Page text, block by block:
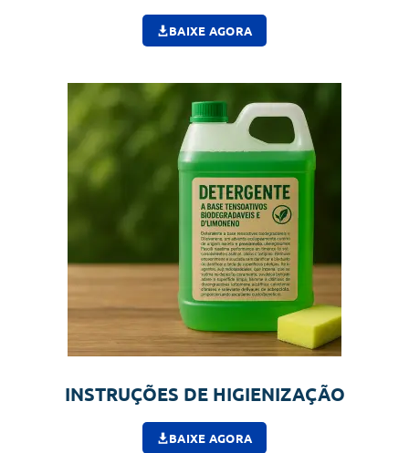
BAIXE AGORA
INSTRUÇÕES DE HIGIENIZAÇÃO
BAIXE AGORA